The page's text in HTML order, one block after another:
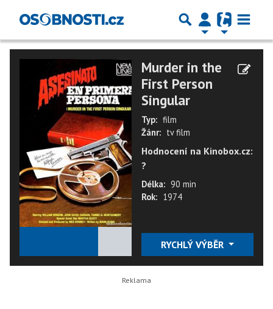
Murder in the
First Person
Singular
Typ: film
Žánr: tv film
Hodnocení na Kinobox.cz:
?
Délka: 90 min
Rok: 1974
RYCHLÝ VÝBĚR